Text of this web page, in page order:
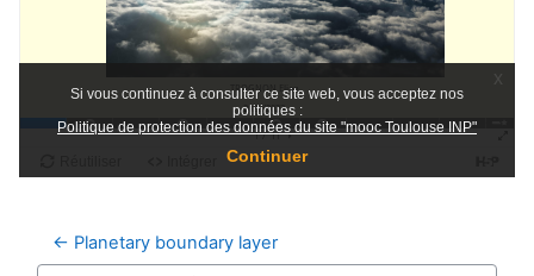
← Planetary boundary layer